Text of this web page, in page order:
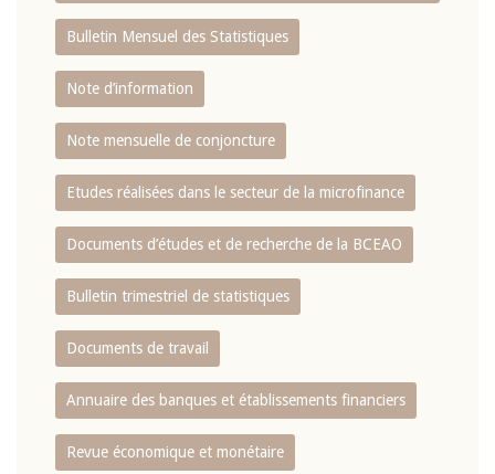
Bulletin Mensuel des Statistiques
Note d’information
Note mensuelle de conjoncture
Etudes réalisées dans le secteur de la microfinance
Documents d’études et de recherche de la BCEAO
Bulletin trimestriel de statistiques
Documents de travail
Annuaire des banques et établissements financiers
Revue économique et monétaire